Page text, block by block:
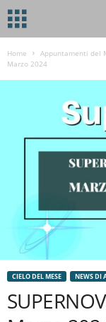
Home Appuntamenti del
Marzo 2024
CIELO DEL MESE NEWS DI